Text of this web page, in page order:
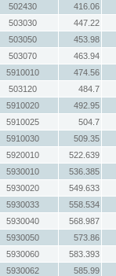
502430
416.06
503030
447.22
503050
453.98
503070
463.94
5910010
474.56
503120
484.7
5910020
492.95
5910025
504.7
5910030
509.35
5920010
522.639
5930010
536.385
5930020
549.633
5930033
558.534
5930040
568.987
5930050
573.86
5930060
583.393
5930062
585.99